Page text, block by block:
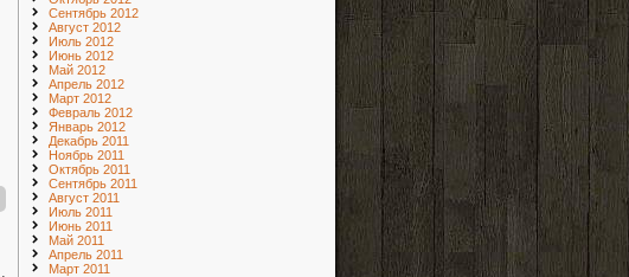
Сентябрь 2012
Август 2012
Июль 2012
Июнь 2012
Май 2012
Апрель 2012
Март 2012
Февраль 2012
Январь 2012
Декабрь 2011
Ноябрь 2011
Октябрь 2011
Сентябрь 2011
Август 2011
Июль 2011
Июнь 2011
Май 2011
Апрель 2011
Март 2011